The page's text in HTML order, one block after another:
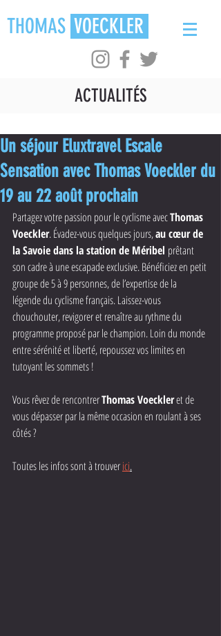
THOMAS VOECKLER
ACTUALITÉS
Un séjour Eluxtravel Escale
Sensation avec Thomas Voeckler du
19 au 22 août prochain
Partagez votre passion pour le cyclisme avec Thomas
Voeckler. Évadez-vous quelques jours, au cœur de
la Savoie dans la station de Méribel prêtant
son cadre à une escapade exclusive. Bénéficiez en petit
groupe de 5 à 9 personnes, de l’expertise de la
légende du cyclisme français. Laissez-vous
chouchouter, revigorer et renaître au rythme du
programme proposé par le champion. Loin du monde
entre sérénité et liberté, repoussez vos limites en
tutoyant les sommets !
Vous rêvez de rencontrer Thomas Voeckler et de
vous dépasser par la même occasion en roulant à ses
côtés ?
Toutes les infos sont à trouver ici.